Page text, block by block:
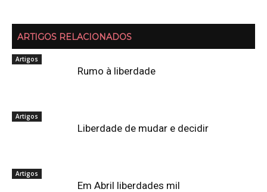
ARTIGOS RELACIONADOS
Artigos
Rumo à liberdade
Artigos
Liberdade de mudar e decidir
Artigos
Em Abril liberdades mil